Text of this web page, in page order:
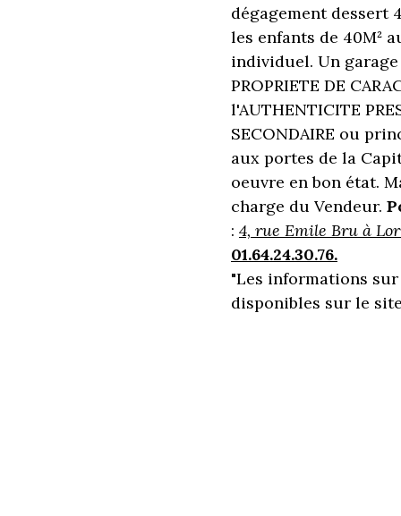
dégagement dessert
les enfants de 40M²
individuel. Un
PROPRIETE DE
l'AUTHENTICITE
SECONDAIRE ou
aux portes de la
oeuvre en bon état.
charge du Vendeur.
: 4, rue Emile Bru à
01.64.24.30.76.
"Les informations
disponibles sur le